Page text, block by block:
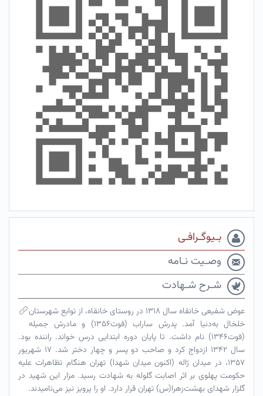
بـیوگـرافـی
وصـیت نـامه
شـرح شـهادت
عوض شفیعی ‌خانقاه سال ۱۳۱۸ در روستای خانقاه، از توابع شهرستان
خلخال به‌دنیا آمد. پدرش ساراب (فوت۱۳۵۶) و مادرش جمیله
(فوت۱۳۴۶) نام داشت. تا پایان دوره ابتدایی درس خواند. راننده بود.
سال ۱۳۴۲ ازدواج کرد و صاحب دو پسر و چهار دختر شد. ۱۷ شهریور
۱۳۵۷، در میدان ژاله (اکنون میدان شهدا) تهران هنگام تظاهرات علیه
حکومت پهلوی بر اثر اصابت گلوله به شهادت رسید. مزار این شهید در
گلزار شهدای بهشت‌زهرا(س) تهران قرار دارد. او را پرویز نیز می‌نامیدند.